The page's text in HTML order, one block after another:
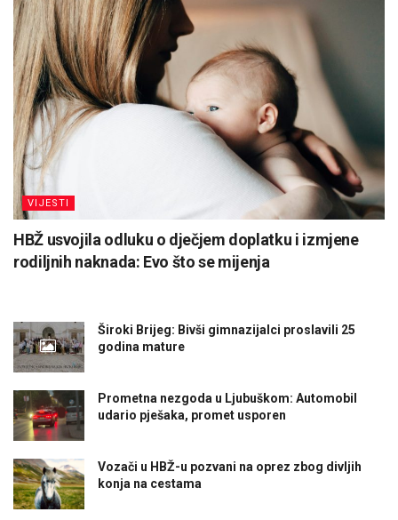
VIJESTI
HBŽ usvojila odluku o dječjem doplatku i izmjene
rodiljnih naknada: Evo što se mijenja
Široki Brijeg: Bivši gimnazijalci proslavili 25
godina mature
Prometna nezgoda u Ljubuškom: Automobil
udario pješaka, promet usporen
Vozači u HBŽ-u pozvani na oprez zbog divljih
konja na cestama